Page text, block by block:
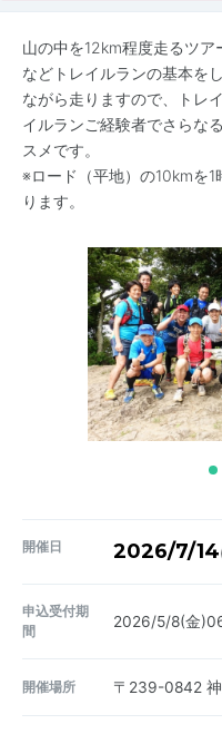
山の中を12km程度走るツ
などトレイルランの基本を
ながら走りますので、トレ
イルランご経験者でさらな
スメです。
※ロード（平地）の10kmを
ります。
開催日 2026/7/14
申込受付期
間
2026/5/8(金
開催場所 〒239-0842